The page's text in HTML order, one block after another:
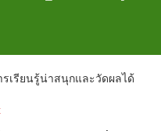
เรียนรู้น่าสนุกและวัดผลได้